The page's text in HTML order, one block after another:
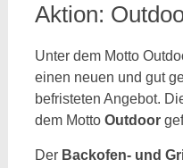
Aktion:
Unter dem Motto
einen neuen und gut
befristeten Angebot.
dem Motto Outdoor
Der Backofen- und